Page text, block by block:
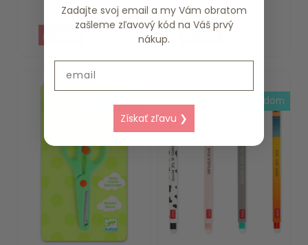
9.89 €
skladom
Zadajte svoj email a my Vám obratom
zašleme zľavový kód na Váš prvý
nákup.
Získať zľavu ❯